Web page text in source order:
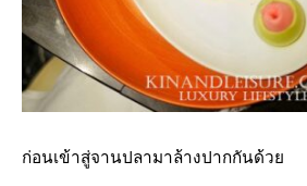
ก่อนเข้าสู่จานปลามาล้างปากกันด้วย